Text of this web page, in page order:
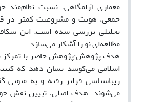
معماری آرامگاهی، نسبت نظام‌مند
جمعی، هویت و مشروعیت کمتر در
تحلیلی بررسی شده است. این
مطالعه‌ای نو را آشکار می‌سازد.
هدف پژوهش:پژوهش حاضر با تمرکز
اسلامی می‌کوشد نشان دهد که
زیباشناسی فراتر رفته و به متونی
می‌شوند. هدف اصلی، تبیین نقش